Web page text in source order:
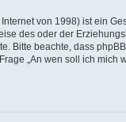
von 1998) ist ein
des oder der
Bitte beachte, dass
„An wen soll ich mich